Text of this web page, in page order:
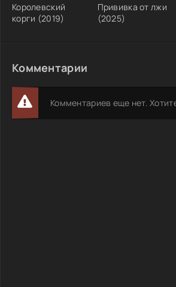
Королевский
корги (2019)
Прививка от лжи
(2025)
Комментарии
Комментариев еще нет.